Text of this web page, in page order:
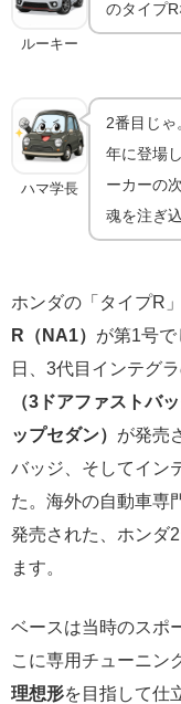
ルーキー
のタイプ
ハマ学長
2番目じ
年に登場
ーカーの
魂を注ぎ
ホンダの「タイプR
R（NA1） が第1号
日、3代目インテグ
（3ドアファストバ
ップセダン） が発売
バッジ、そしてイン
た。海外の自動車専
発売された、ホンダ
ます。
ベースは当時のスポ
こに専用チューニン
理想形を目指して仕